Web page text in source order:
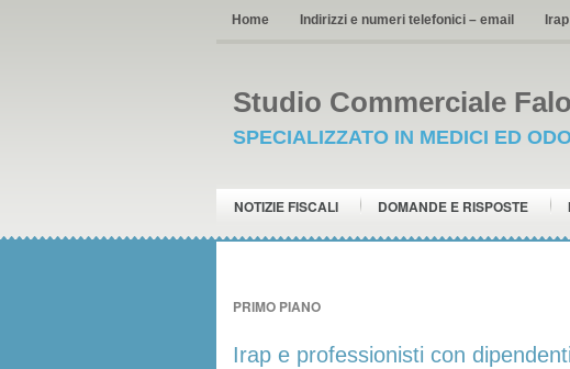
Home Indirizzi e numeri telefonici – email
Studio Commerciale
SPECIALIZZATO IN MEDICI ED
NOTIZIE FISCALI DOMANDE E RISPOSTE
PRIMO PIANO
Irap e professionisti con